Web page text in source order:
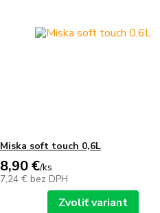
Miska soft touch 0,6L
8,90 €/ks
7,24 € bez DPH
Zvoliť variant